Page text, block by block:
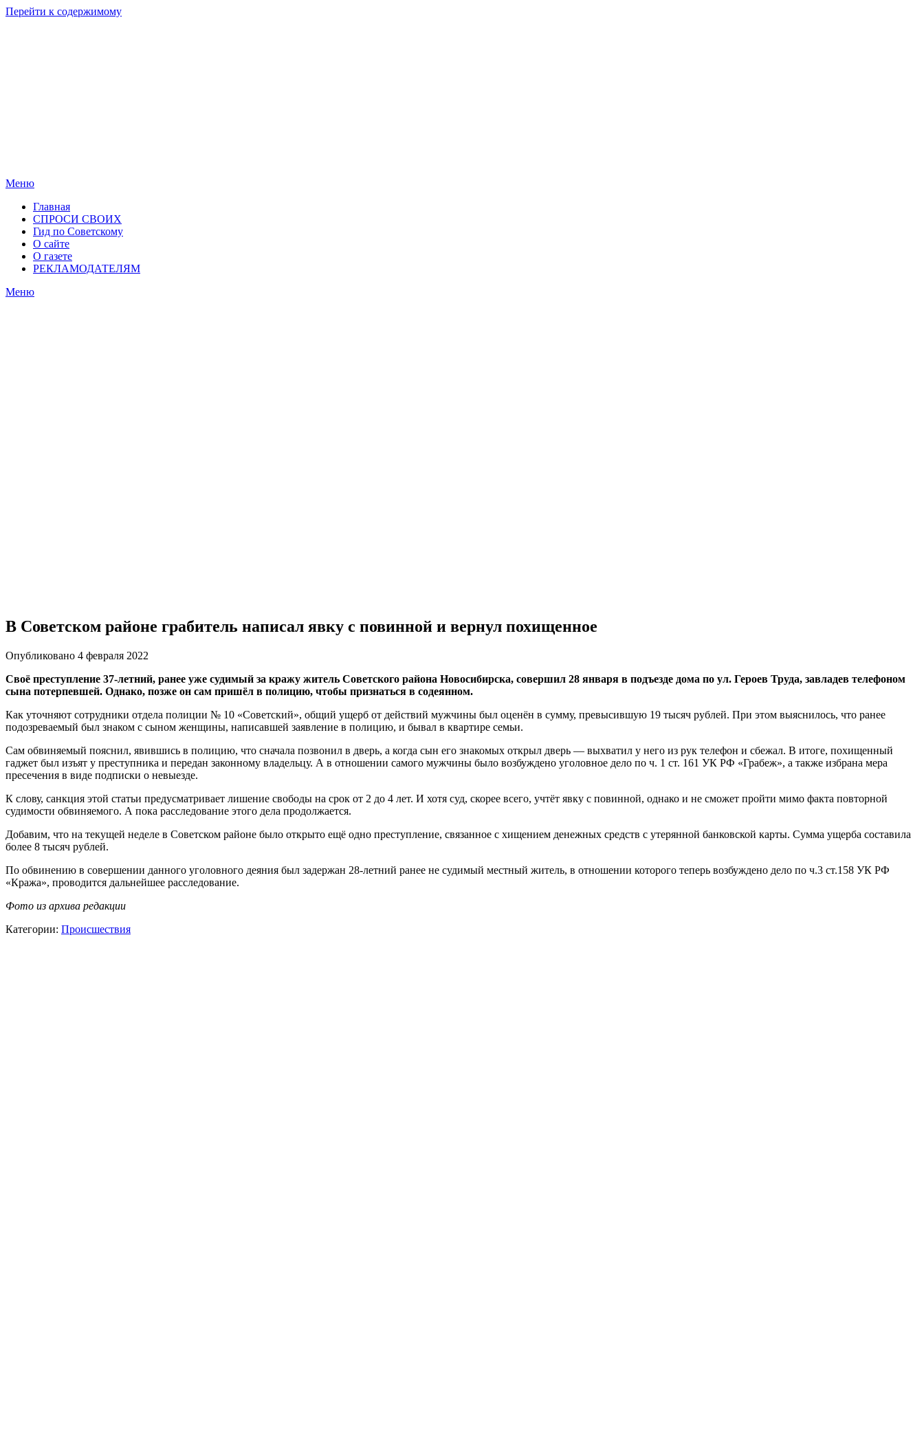
Перейти к содержимому
Меню
Главная
СПРОСИ СВОИХ
Гид по Советскому
О сайте
О газете
РЕКЛАМОДАТЕЛЯМ
Меню
В Советском районе грабитель написал явку с повинной и вернул похищенное
Опубликовано 4 февраля 2022
Своё преступление 37-летний, ранее уже судимый за кражу житель Советского района Новосибирска, совершил 28 января в подъезде дома по ул. Героев Труда, завладев телефоном
сына потерпевшей. Однако, позже он сам пришёл в полицию, чтобы признаться в содеянном.
Как уточняют сотрудники отдела полиции № 10 «Советский», общий ущерб от действий мужчины был оценён в сумму, превысившую 19 тысяч рублей. При этом выяснилось, что ранее
подозреваемый был знаком с сыном женщины, написавшей заявление в полицию, и бывал в квартире семьи.
Сам обвиняемый пояснил, явившись в полицию, что сначала позвонил в дверь, а когда сын его знакомых открыл дверь — выхватил у него из рук телефон и сбежал. В итоге, похищенный
гаджет был изъят у преступника и передан законному владельцу. А в отношении самого мужчины было возбуждено уголовное дело по ч. 1 ст. 161 УК РФ «Грабеж», а также избрана мера
пресечения в виде подписки о невыезде.
К слову, санкция этой статьи предусматривает лишение свободы на срок от 2 до 4 лет. И хотя суд, скорее всего, учтёт явку с повинной, однако и не сможет пройти мимо факта повторной
судимости обвиняемого. А пока расследование этого дела продолжается.
Добавим, что на текущей неделе в Советском районе было открыто ещё одно преступление, связанное с хищением денежных средств с утерянной банковской карты. Сумма ущерба составила
более 8 тысяч рублей.
По обвинению в совершении данного уголовного деяния был задержан 28-летний ранее не судимый местный житель, в отношении которого теперь возбуждено дело по ч.3 ст.158 УК РФ
«Кража», проводится дальнейшее расследование.
Фото из архива редакции
Категории: Происшествия